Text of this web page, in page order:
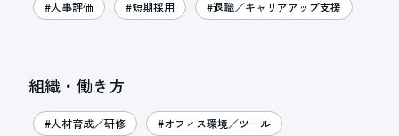
#人事評価 #短期採用 #退職／キャリアアップ支援
組織・働き方
#人材育成／研修 #オフィス環境／ツール